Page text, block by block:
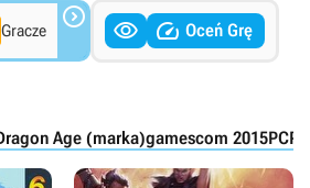
Gracze    Oceń Grę
Age (marka)gamescom 2015PC